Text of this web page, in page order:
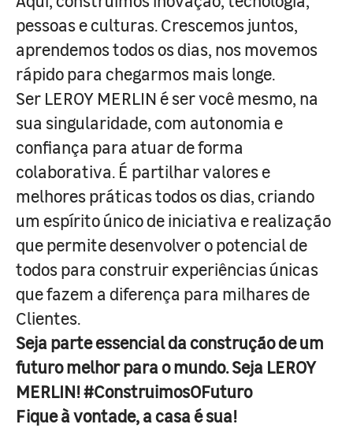
pessoas e culturas. Crescemos juntos,
aprendemos todos os dias, nos movemos
rápido para chegarmos mais longe.
Ser LEROY MERLIN é ser você mesmo, na
sua singularidade, com autonomia e
confiança para atuar de forma
colaborativa. É partilhar valores e
melhores práticas todos os dias, criando
um espírito único de iniciativa e realização
que permite desenvolver o potencial de
todos para construir experiências únicas
que fazem a diferença para milhares de
Clientes.
Seja parte essencial da construção de um
futuro melhor para o mundo. Seja LEROY
MERLIN! #ConstruimosOFuturo
Fique à vontade, a casa é sua!